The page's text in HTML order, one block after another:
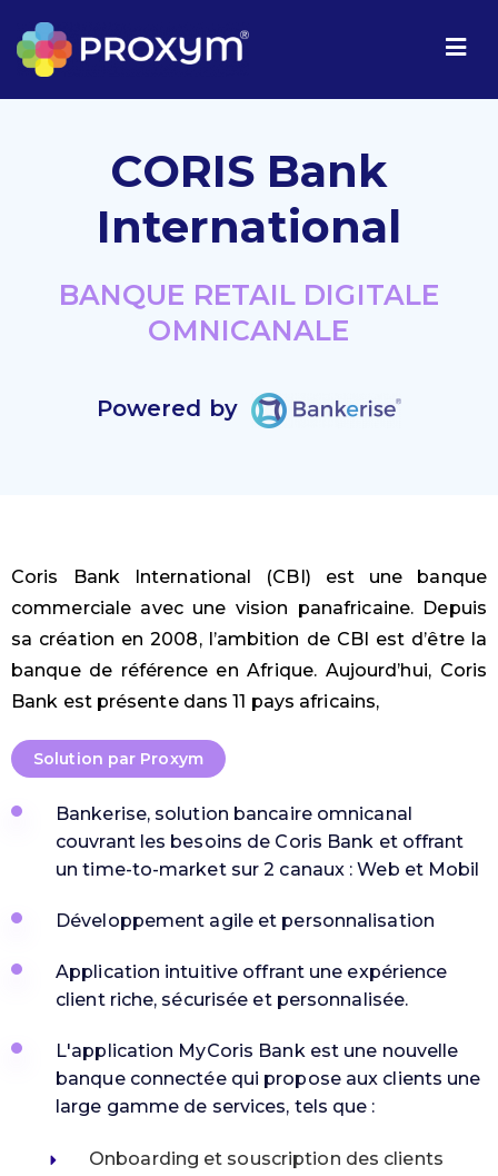
CORIS Bank
International​
BANQUE RETAIL DIGITALE
OMNICANALE
Powered by
Coris Bank International (CBI) est une banque
commerciale avec une vision panafricaine. Depuis
sa création en 2008, l’ambition de CBI est d’être la
banque de référence en Afrique. Aujourd’hui, Coris
Bank est présente dans 11 pays africains,
Solution par Proxym
Bankerise, solution bancaire omnicanal
couvrant les besoins de Coris Bank et offrant
un time-to-market sur 2 canaux : Web et Mobil
Développement agile et personnalisation
Application intuitive offrant une expérience
client riche, sécurisée et personnalisée.
L'application MyCoris Bank est une nouvelle
banque connectée qui propose aux clients une
large gamme de services, tels que :
Onboarding et souscription des clients​